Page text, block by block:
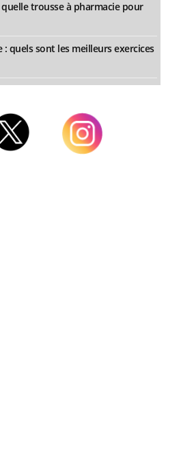
trousse à pharmacie pour
quels sont les meilleurs exercices